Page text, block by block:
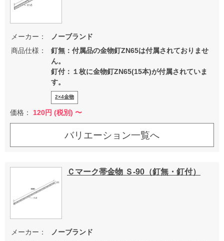
メーカー：
ノーブランド
商品仕様：
釘無：付属品の金物釘ZN65は付属されておりませ
ん。
釘付：１枚に金物釘ZN65(15本)が付属されていま
す。
2×4金物
価格： 120円 (税別) 〜
バリエーション一覧へ
Ｃマーク帯金物 Ｓ-90（釘無・釘付）
メーカー：
ノーブランド